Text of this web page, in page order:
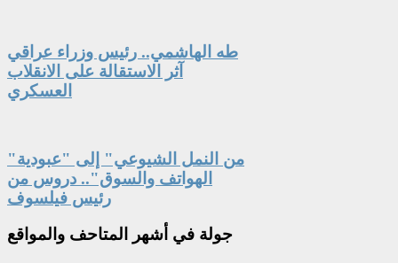
طه الهاشمي.. رئيس وزراء عراقي
آثر الاستقالة على الانقلاب
العسكري
"من النمل الشيوعي" إلى "عبودية
الهواتف والسوق".. دروس من
رئيس فيلسوف
جولة في أشهر المتاحف والمواقع